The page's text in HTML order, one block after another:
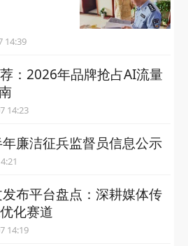
08-07 14:39
：2026年品牌抢占AI流量
08-07 14:23
廉洁征兵监督员信息公示
14:21
布平台盘点：深耕媒体传
化赛道
08-07 14:19